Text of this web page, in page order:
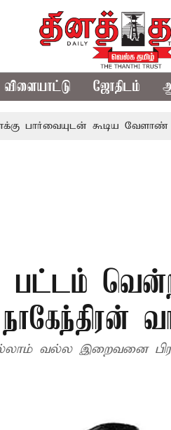
விளையாட்டு ஜோதிடம்
கூடிய வேளாண்
பட்டம்
வல்ல இறைவனை